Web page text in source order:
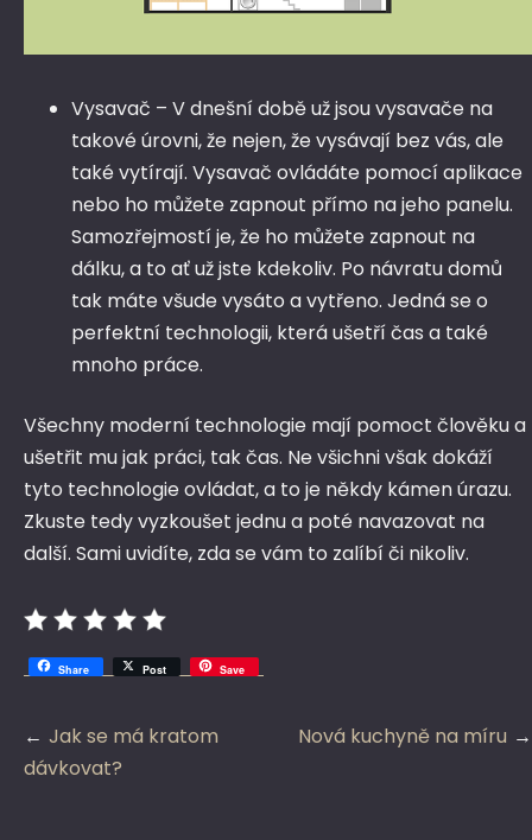
Vysavač – V dnešní době už jsou vysavače na
takové úrovni, že nejen, že vysávají bez vás, ale
také vytírají. Vysavač ovládáte pomocí aplikace
nebo ho můžete zapnout přímo na jeho panelu.
Samozřejmostí je, že ho můžete zapnout na
dálku, a to ať už jste kdekoliv. Po návratu domů
tak máte všude vysáto a vytřeno. Jedná se o
perfektní technologii, která ušetří čas a také
mnoho práce.
Všechny moderní technologie mají pomoct člověku a
ušetřit mu jak práci, tak čas. Ne všichni však dokáží
tyto technologie ovládat, a to je někdy kámen úrazu.
Zkuste tedy vyzkoušet jednu a poté navazovat na
další. Sami uvidíte, zda se vám to zalíbí či nikoliv.
Share Post Save
Navigace
pro
Jak se má kratom
dávkovat?
Nová kuchyně na míru